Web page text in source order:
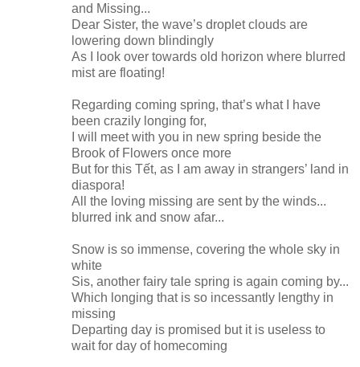
and Missing...
Dear Sister, the wave’s droplet clouds are
lowering down blindingly
As I look over towards old horizon where blurred
mist are floating!
Regarding coming spring, that’s what I have
been crazily longing for,
I will meet with you in new spring beside the
Brook of Flowers once more
But for this Tết, as I am away in strangers’ land in
diaspora!
All the loving missing are sent by the winds...
blurred ink and snow afar...
Snow is so immense, covering the whole sky in
white
Sis, another fairy tale spring is again coming by...
Which longing that is so incessantly lengthy in
missing
Departing day is promised but it is useless to
wait for day of homecoming